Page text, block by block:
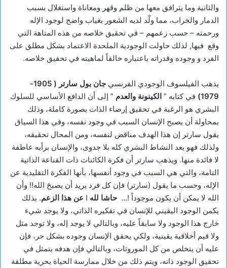
والثانية وما يترافق معها من ظلم وقهر ومعاناة واستغلال بسبب
الدمار والخراب، مما ولّد لديه الشعور بغياب واضح لوجود الإله
ورحمته – حسب زعمهم – في تحقيق خلاصه من هذه المتاهة التي
وقع فيها, لذلك حاولت الوجودية الملحدة الاعتماد بشكل مطلق على
الفرد و وجوده وقدراته باعتباره خالقاً لماهيته في تحقيق خلاصه.
يذهب الفيلسوف الوجودي الفرنسي
جان بول سارتر ( 1905-
1979) في كتابه ” الكينونة والعدم ” إلى أن الدافع الأساسي للسلوك
البشري هو الرغبة في تحقيق إرضاء الذات بصورة كاملة، وذلك
بمحاولة أن يصبح الإنسان السبب في وجود نفسه، وفي هذا السياق
يقول سارتر إن هذا الهدف مناقض لنفسه، ومن المحال تحقيقه،
ولذلك فهو يعد النشاط البشري كله بلا جدوى، والإنسان برأيه عاطفة
لا فائدة منها. ويذهب سارتر أن فكرة الكائنات ذات القناعة الذاتية
التامة، والتي هي السبب في وجود أنفسها، بأنها الفكرة التقليدية عن
الإله، وحسب ما يقول (سارتر) فإن كل فرد يريد أن يصبحَ الله!! وأن
الله لا يمكن أن يكون موجوداً !… حاشا لله I عن هذا الزعم. بذلك
يكمن الوجود اليقيني للإنسان في تفكيره الذاتي، ولا يوجد شيء
خارج هذا الوجود ولا سابقاً عليه، وبالتالي لا يوجد إله، ولا توجد مثل
ولا قيم أخلاقية يقينية، ولكي يحقق الإنسان وجوده بشكل حر، فإن
عليه أن يتخلص من كل الموروثات، وبالتالي فإن هدفه يتمثل في
تحقيق الوجود ذاته، ويتم ذلك من خلال ممارسة الحياة بحرية مطلقة